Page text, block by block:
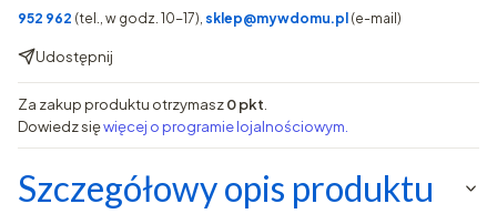
952 962 (tel., w godz. 10-17), sklep@mywdomu.pl (e-mail)
Udostępnij
Za zakup produktu otrzymasz0 pkt
Dowiedz sięwięcej o programie lojalnościowym.
Szczegółowy opis produktu